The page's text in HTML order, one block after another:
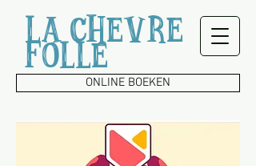
LA CHEVRE
FOLLE
ONLINE BOEKEN